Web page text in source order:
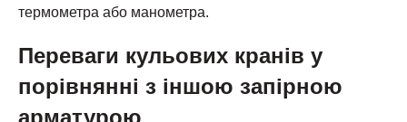
термометра або манометра.
Переваги кульових кранів у
порівнянні з іншою запірною
арматурою